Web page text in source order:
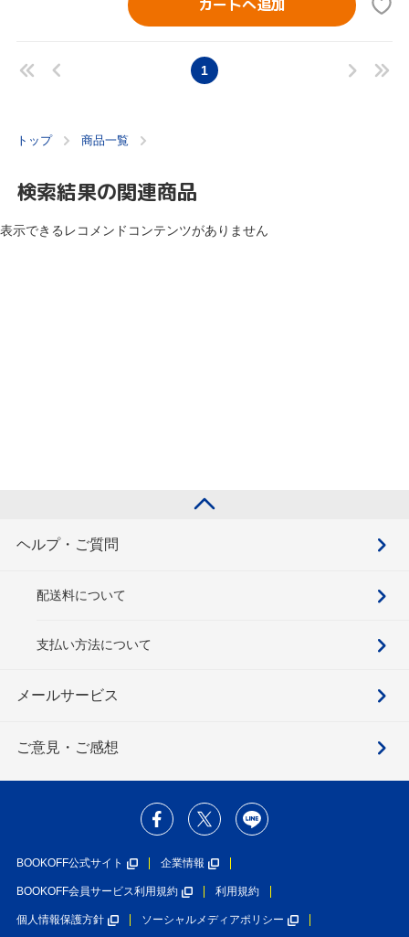
カートへ追加
1
トップ 商品一覧
検索結果の関連商品
表示できるレコメンドコンテンツがありません
ヘルプ・ご質問
配送料について
支払い方法について
メールサービス
ご意見・ご感想
BOOKOFF公式サイト 企業情報
BOOKOFF会員サービス利用規約 利用規約
個人情報保護方針 ソーシャルメディアポリシー